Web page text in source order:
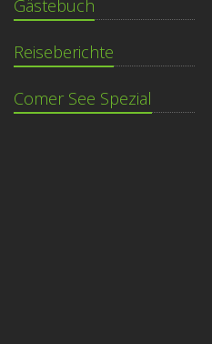
Gästebuch
Reiseberichte
Comer See Spezial